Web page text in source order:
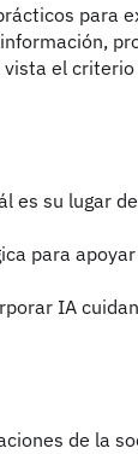
para
el
es su lugar
para
IA
de la